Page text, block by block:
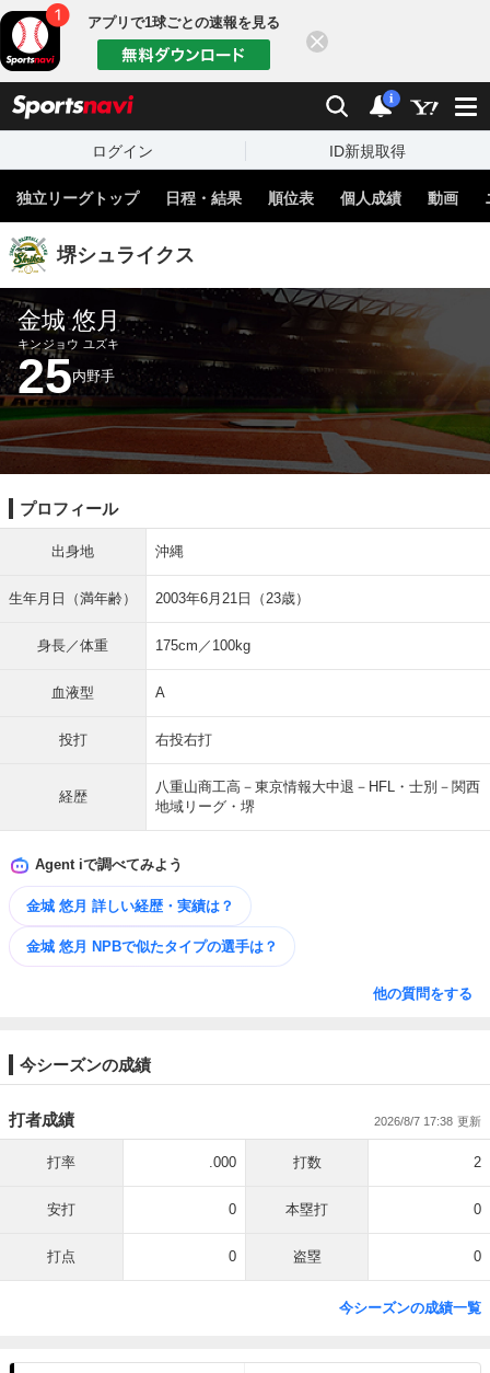
アプリで1球ごとの速報を見る
検索 通知
i
ログイン ID新規取得
独立リーグトップ 日程・結果 順位表 個人成績 動画
堺シュライクス
金城 悠月
キンジョウ ユズキ
25内野手
プロフィール
出身地 沖縄
生年月日（満年齢） 2003年6月21日（23歳）
身長／体重 175cm／100kg
血液型 A
投打 右投右打
経歴
八重山商工高－東京情報大中退－HFL・士別－関西
地域リーグ・堺
Agent iで調べてみよう
金城 悠月 詳しい経歴・実績は？
金城 悠月 NPBで似たタイプの選手は？
他の質問をする
今シーズンの成績
打者成績 2026/8/7 17:38
打率 .000 打数 2
安打 0 本塁打 0
打点 0 盗塁 0
今シーズンの成績一覧